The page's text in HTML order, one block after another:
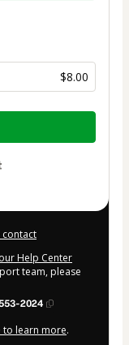
$8.00
contact
Help Center
team, please
2024
to learn more.